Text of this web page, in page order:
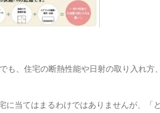
も、住宅の断熱性能や日射の取り入れ
に当てはまるわけではありませんが、